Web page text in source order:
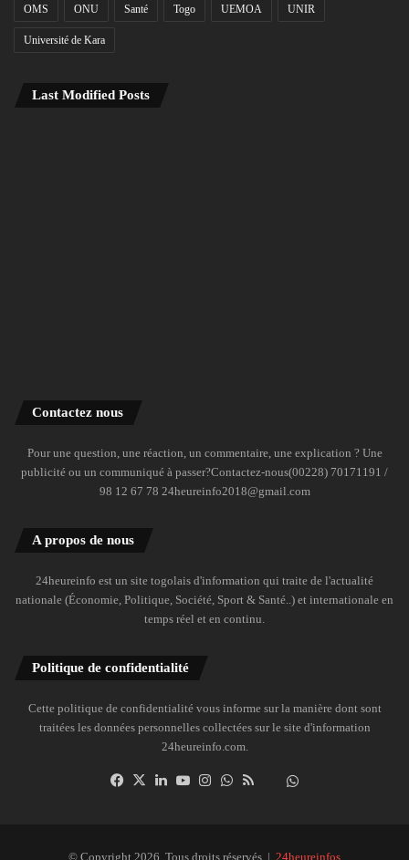
OMS ONU Santé Togo UEMOA UNIR
Université de Kara
Last Modified Posts
Contactez nous
Pour une question, une réaction, un commentaire, une explication ? Une
publicité ou un communiqué à passer?Contactez-nous(00228) 70171191 /
98 12 67 78 24heureinfo2018@gmail.com
A propos de nous
24heureinfo est un site togolais d'information qui traite de l'actualité
nationale (Économie, Politique, Société, Sport & Santé..) et internationale en
temps réel et en continu.
Politique de confidentialité
Cette politique de confidentialité vous informe sur la manière dont sont
traitées les données personnelles collectées sur le site d'information
24heureinfo.com.
Facebook
X LinkedinYouTubeInstagramWhatsAppDailymotion
© Copyright 2026, Tous droits réservés | 24heureinfos